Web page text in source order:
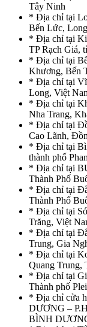
Tây Ninh
* Địa chỉ tại
Bến Lức,
* Địa chỉ tại
TP Rạch Giá,
* Địa chỉ tại
Khương, Bến
* Địa chỉ tại
Long, Việt
* Địa chỉ tại
Nha Trang,
* Địa chỉ tại
Cao Lãnh,
* Địa chỉ tại
thành phố
* Địa chỉ tại
Thành Phố
* Địa chỉ tại
Thành Phố
* Địa chỉ tại
Trăng, Việt
* Địa chỉ tại
Trung, Gia
* Địa chỉ tại
Quang Trung,
* Địa chỉ tại
Thành phố
* Địa chỉ cửa
DƯƠNG –
BÌNH